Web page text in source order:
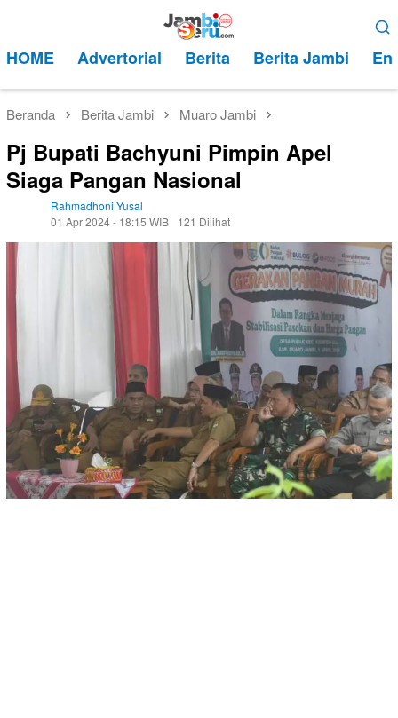
kontenMobile
HOME Advertorial Berita Berita Jambi
Beranda Berita Jambi Muaro Jambi
Pj Bupati Bachyuni Pimpin Apel
Siaga Pangan Nasional
Rahmadhoni Yusal
01 Apr 2024 - 18:15 WIB
121 Dilihat